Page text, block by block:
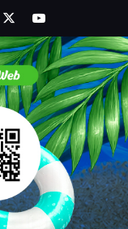
TwitterYoutube